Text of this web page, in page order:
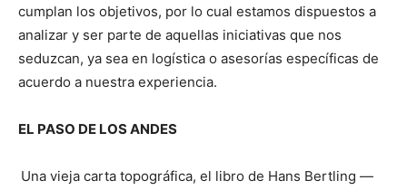
cumplan los objetivos, por lo cual estamos dispuestos a
analizar y ser parte de aquellas iniciativas que nos
seduzcan, ya sea en logística o asesorías específicas de
acuerdo a nuestra experiencia.
EL PASO DE LOS ANDES
Una vieja carta topográfica, el libro de Hans Bertling —